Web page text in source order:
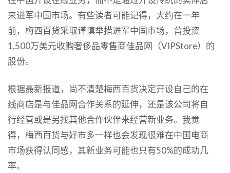
来进军中国市场。有些读者可能记得，大约在一年
前，梅西百货采取谨慎举措进军中国市场，曾投资
1,500万美元收购奢侈品零售商佳品网（VIPStore）的
股份。
根据最新报道，尚不清楚梅西百货决定开设自己的在
线商店是与佳品网合作关系的延伸，还是该公司将自
行经营或是另找其他合作伙伴来经营新业务。我觉
得，梅西百货与好市多一样也会发现很难在中国电商
市场获得认同感，其新业务可能也只有50%的成功几
率。